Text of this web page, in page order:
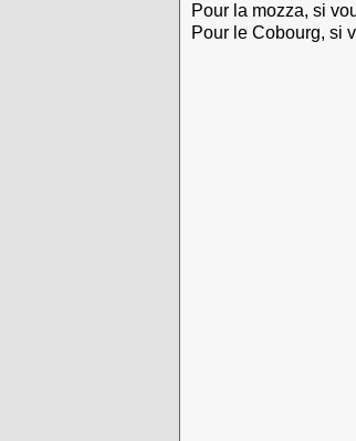
Pour la mozza, si
Pour le Cobourg, si